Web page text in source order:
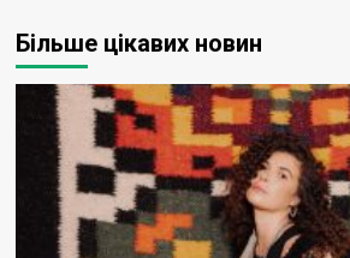
Більше цікавих новин